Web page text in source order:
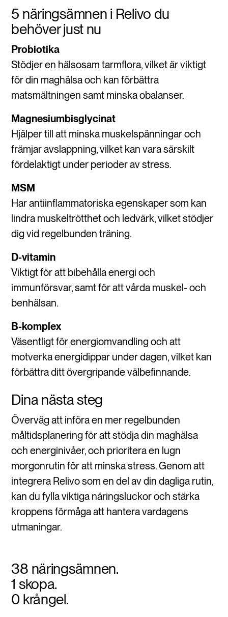
5 näringsämnen i Relivo du
behöver just nu
Probiotika
Stödjer en hälsosam tarmflora, vilket är viktigt
för din maghälsa och kan förbättra
matsmältningen samt minska obalanser.
Magnesiumbisglycinat
Hjälper till att minska muskelspänningar och
främjar avslappning, vilket kan vara särskilt
fördelaktigt under perioder av stress.
MSM
Har antiinflammatoriska egenskaper som kan
lindra muskeltrötthet och ledvärk, vilket stödjer
dig vid regelbunden träning.
D-vitamin
Viktigt för att bibehålla energi och
immunförsvar, samt för att vårda muskel- och
benhälsan.
B-komplex
Väsentligt för energiomvandling och att
motverka energidippar under dagen, vilket kan
förbättra ditt övergripande välbefinnande.
Dina nästa steg
Överväg att införa en mer regelbunden
måltidsplanering för att stödja din maghälsa
och energinivåer, och prioritera en lugn
morgonrutin för att minska stress. Genom att
integrera Relivo som en del av din dagliga rutin,
kan du fylla viktiga näringsluckor och stärka
kroppens förmåga att hantera vardagens
utmaningar.
38 näringsämnen.
1 skopa.
0 krångel.